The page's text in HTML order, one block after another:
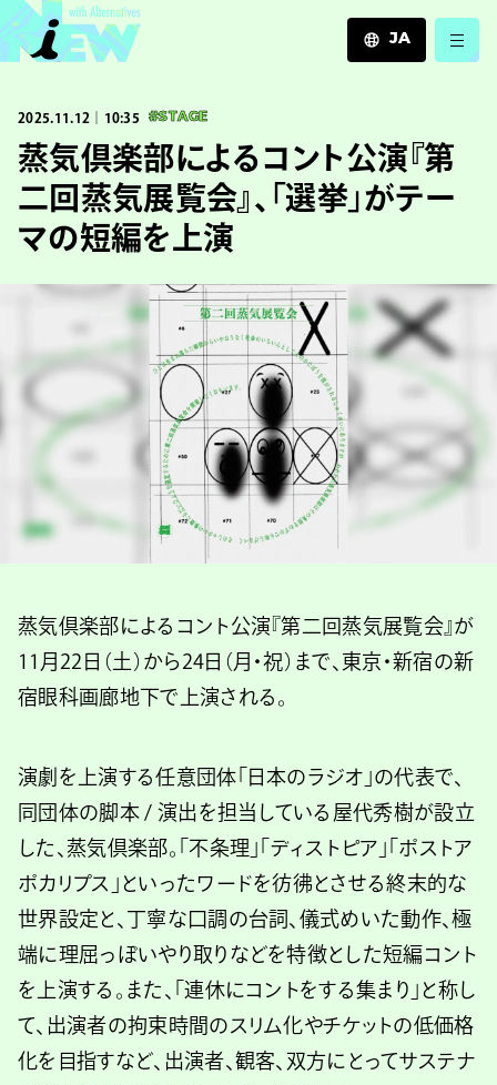
JA
ZH
2025.11.12｜10:35 #STAGE
蒸気倶楽部によるコント公演『第
二回蒸気展覧会』、「選挙」がテー
マの短編を上演
蒸気倶楽部によるコント公演『第二回蒸気展覧会』が
11月22日（土）から24日（月・祝）まで、東京・新宿の新
宿眼科画廊地下で上演される。
演劇を上演する任意団体「日本のラジオ」の代表で、
同団体の脚本 / 演出を担当している屋代秀樹が設立
した、蒸気倶楽部。「不条理」「ディストピア」「ポストア
ポカリプス」といったワードを彷彿とさせる終末的な
世界設定と、丁寧な口調の台詞、儀式めいた動作、極
端に理屈っぽいやり取りなどを特徴とした短編コント
を上演する。また、「連休にコントをする集まり」と称し
て、出演者の拘束時間のスリム化やチケットの低価格
化を目指すなど、出演者、観客、双方にとってサステナ